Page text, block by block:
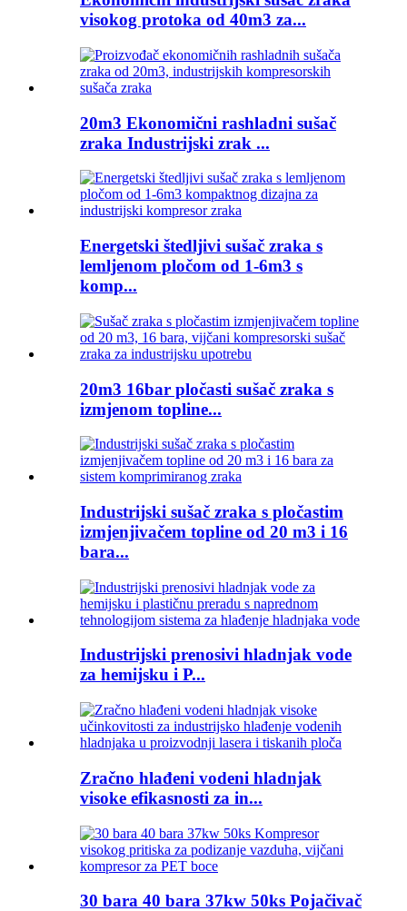
visokog protoka od 40m3 za...
20m3 Ekonomični rashladni sušač
zraka Industrijski zrak ...
Energetski štedljivi sušač zraka s
lemljenom pločom od 1-6m3 s
komp...
20m3 16bar pločasti sušač zraka s
izmjenom topline...
Industrijski sušač zraka s pločastim
izmjenjivačem topline od 20 m3 i 16
bara...
Industrijski prenosivi hladnjak vode
za hemijsku i P...
Zračno hlađeni vodeni hladnjak
visoke efikasnosti za in...
30 bara 40 bara 37kw 50ks Pojačivač